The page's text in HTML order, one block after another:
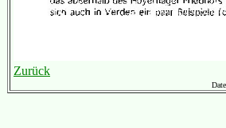
Zurück